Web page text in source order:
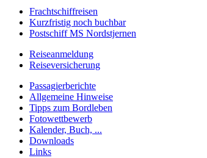
Frachtschiffreisen
Kurzfristig noch buchbar
Postschiff MS Nordstjernen
Reiseanmeldung
Reiseversicherung
Passagierberichte
Allgemeine Hinweise
Tipps zum Bordleben
Fotowettbewerb
Kalender, Buch, ...
Downloads
Links